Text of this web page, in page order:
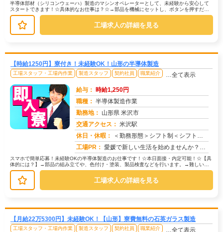
半導体部材（シリコンウェーハ）製造のマシンオペレーターとして、未経験から安心して
スタートできます！☆具体的なお仕事は？☆→部品を機械にセットし、ボタンを押すだけ
のシンプル作業です。あとは機械が自...
工場求人の詳細を見る
【時給1250円】寮付き！未経験OK！山形の半導体製造
工場スタッフ・工場内作業 製造スタッフ 契約社員 職業紹介 …全て表示
給与： 時給1,250円
職種： 半導体製造作業
勤務地： 山形県 米沢市
交通アクセス： 米沢駅
休日・休暇：
＜勤務形態＞シフト制＜シフト＞シフト制(5勤2休、5勤2休、5勤1休の組合せ)＜休日＞工場カレンダーによる長期休暇...
工場PR： 愛媛で新しい生活を始めませんか？☆すぐに住める寮完備！面倒な手続きは一切不要です。初期費用は一切かかりません！敷金...
スマホで簡単応募！未経験OKの半導体製造のお仕事です！☆本日面接・内定可能！☆【具
体的には？】→部品の組み立てや、色付け・塗装、製品検査などを行います。→難しい作
業はありません。丁寧な研修がある...
工場求人の詳細を見る
【月給22万5300円】未経験OK！【山形】寮費無料の石英ガラス製造
工場スタッフ・工場内作業 製造スタッフ 契約社員 職業紹介 …全て表示